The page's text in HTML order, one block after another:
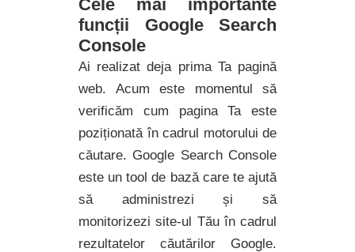
Cele mai importante
funcții Google Search
Console
Ai realizat deja prima Ta pagină
web. Acum este momentul să
verificăm cum pagina Ta este
poziționată în cadrul motorului de
căutare. Google Search Console
este un tool de bază care te ajută
să administrezi și să
monitorizezi site-ul Tău în cadrul
rezultatelor căutărilor Google.